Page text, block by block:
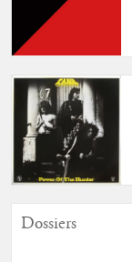
Dossiers